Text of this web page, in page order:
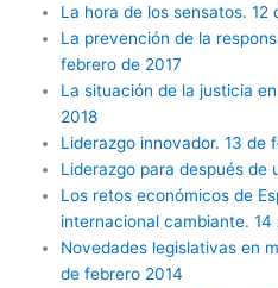
La hora de los sensatos. 12
La prevención de la
febrero de 2017
La situación de la justicia
2018
Liderazgo innovador. 13 de
Liderazgo para después de
Los retos económicos de
internacional cambiante. 14
Novedades legislativas en
de febrero 2014